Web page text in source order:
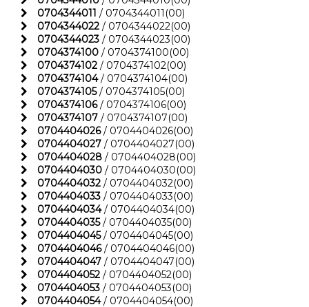
0704344011 / 0704344011(00)
0704344022 / 0704344022(00)
0704344023 / 0704344023(00)
0704374100 / 0704374100(00)
0704374102 / 0704374102(00)
0704374104/ 0704374104(00)
0704374105/ 0704374105(00)
0704374106/ 0704374106(00)
0704374107 / 0704374107(00)
0704404026/ 0704404026(00)
0704404027 / 0704404027(00)
0704404028 / 0704404028(00)
0704404030 / 0704404030(00)
0704404032 / 0704404032(00)
0704404033 / 0704404033(00)
0704404034/ 0704404034(00)
0704404035/ 0704404035(00)
0704404045/ 0704404045(00)
0704404046/ 0704404046(00)
0704404047 / 0704404047(00)
0704404052 / 0704404052(00)
0704404053 / 0704404053(00)
0704404054/ 0704404054(00)